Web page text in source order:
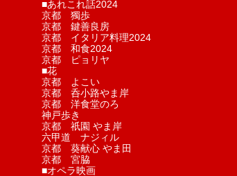
■あれこれ話2024
京都 獨歩
京都 鍵善良房
京都 イタリア料理2024
京都 和食2024
京都 ピョリヤ
■花
京都 よこい
京都 呑小路やま岸
京都 洋食堂のろ
神戸歩き
京都 祇園 やま岸
六甲道 ナジィル
京都 葵献心 やま田
京都 宮脇
■オペラ映画